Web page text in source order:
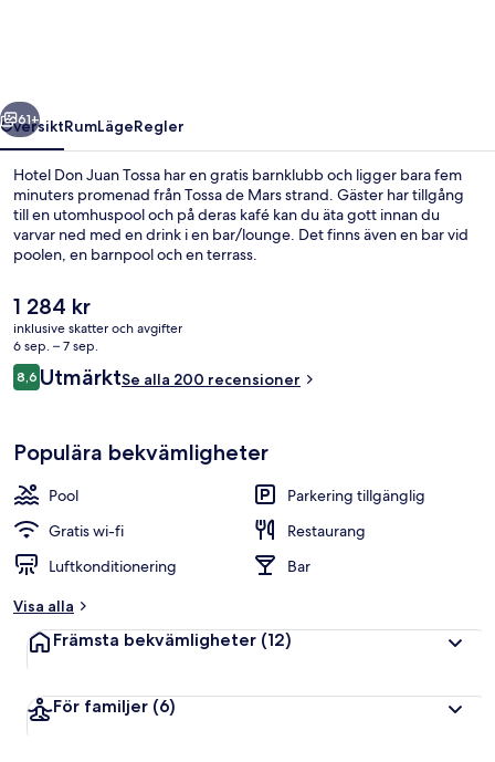
Nästa
61+
ÖversiktRumLägeRegler
Hotel Don Juan Tossa har en gratis barnklubb och ligger bara fem
minuters promenad från Tossa de Mars strand. Gäster har tillgång
till en utomhuspool och på deras kafé kan du äta gott innan du
varvar ned med en drink i en bar/lounge. Det finns även en bar vid
poolen, en barnpool och en terrass.
Det
nuvarande
priset
är
1 284 kr
1 284 kr
inklusive skatter och avgifter
6 sep. – 7 sep.
Recensioner
8,68,6 av 10,
UtmärktSe alla 200 recensioner
Populära bekvämligheter
Pool
Parkering tillgänglig
Gratis wi-fi
Restaurang
Luftkonditionering
Bar
Visa alla
Främsta bekvämligheter (12)
För familjer (6)